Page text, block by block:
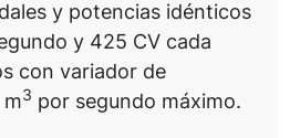
y potencias idénticos
y 425 CV cada
con variador de
3 por segundo máximo.